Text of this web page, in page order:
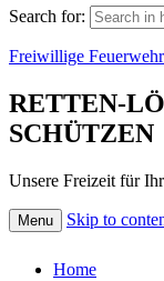
Search for:
Freiwillige
RETTEN-
SCHÜTZEN
Unsere Freizeit für
Menu Skip to
Home